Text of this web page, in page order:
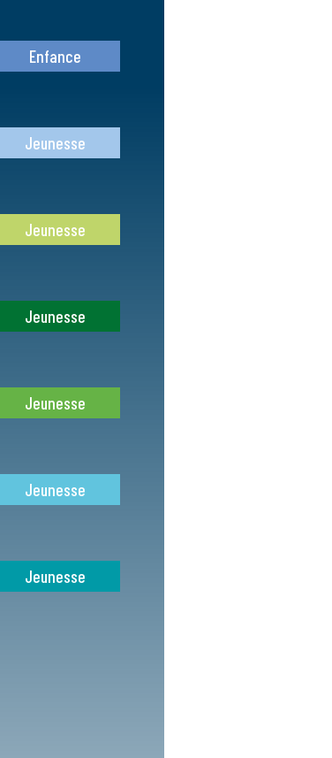
Enfance
Jeunesse
Jeunesse
Jeunesse
Jeunesse
Jeunesse
Jeunesse